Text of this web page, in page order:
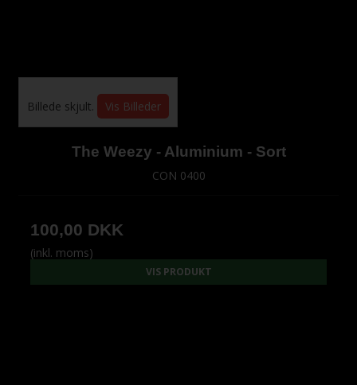
Billede skjult. Vis Billeder
The Weezy - Aluminium - Sort
CON 0400
100,00 DKK
(inkl. moms)
VIS PRODUKT